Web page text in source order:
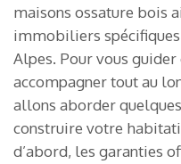
maisons ossature bois
immobiliers
Alpes. Pour vous
accompagner tout au
allons aborder
construire votre
d’abord, les garanties